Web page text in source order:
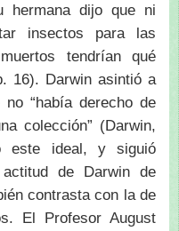
hermana dijo que ni
insectos para las
tendrían qué
16). Darwin asintió a
“había derecho de
colección” (Darwin,
este ideal, y siguió
de Darwin de
contrasta con la de
El Profesor August